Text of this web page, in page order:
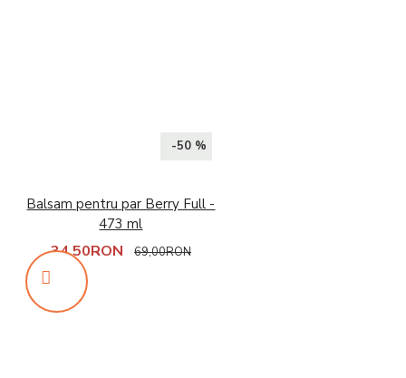
-50 %
Balsam pentru par Berry Full -
473 ml
34,50RON 69,00RON